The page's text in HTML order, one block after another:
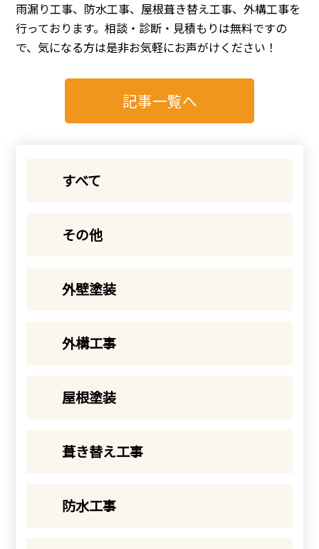
雨漏り工事、防水工事、屋根葺き替え工事、外構工事を
行っております。相談・診断・見積もりは無料ですの
で、気になる方は是非お気軽にお声がけください！
記事一覧へ
すべて
その他
外壁塗装
外構工事
屋根塗装
葺き替え工事
防水工事